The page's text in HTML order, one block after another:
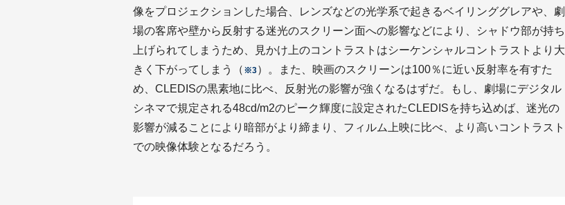
像をプロジェクションした場合、レンズなどの光学系で起きるベイリンググレアや、劇
場の客席や壁から反射する迷光のスクリーン面への影響などにより、シャドウ部が持ち
上げられてしまうため、見かけ上のコントラストはシーケンシャルコントラストより大
きく下がってしまう（ ※3）。また、映画のスクリーンは100％に近い反射率を有すた
め、CLEDISの黒素地に比べ、反射光の影響が強くなるはずだ。もし、劇場にデジタル
シネマで規定される48cd/m2のピーク輝度に設定されたCLEDISを持ち込めば、迷光の
影響が減ることにより暗部がより締まり、フィルム上映に比べ、より高いコントラスト
での映像体験となるだろう。